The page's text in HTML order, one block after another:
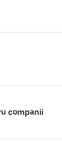
companii